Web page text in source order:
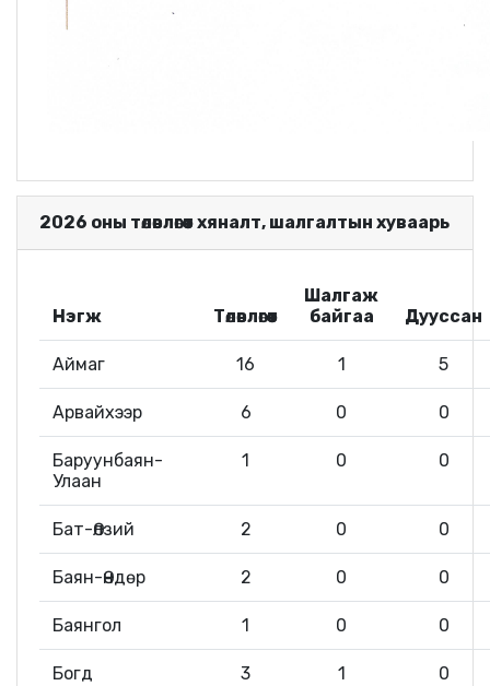
2026 оны төлөвлөгөөт хяналт, шалгалтын хуваарь
Нэгж Төлөвлөгөөт
Шалгаж
байгаа
Дууссан
Аймаг 16 1 5
Арвайхээр 6 0 0
Баруунбаян-
Улаан
1 0 0
Бат-Өлзий 2 0 0
Баян-Өндөр 2 0 0
Баянгол 1 0 0
Богд 3 1 0